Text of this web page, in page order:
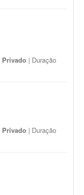
Privado | Duração
Privado | Duração